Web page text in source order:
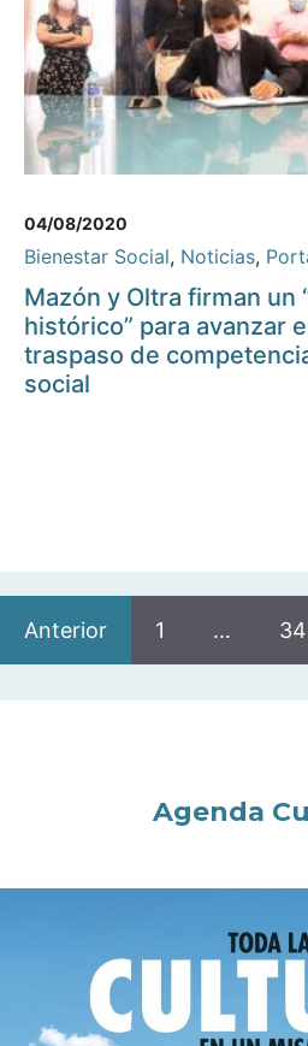
04/08/2020
Bienestar Social, Noticias,
Mazón y Oltra firman un
histórico” para avanzar
traspaso de
social
Anterior 1 …
Agenda